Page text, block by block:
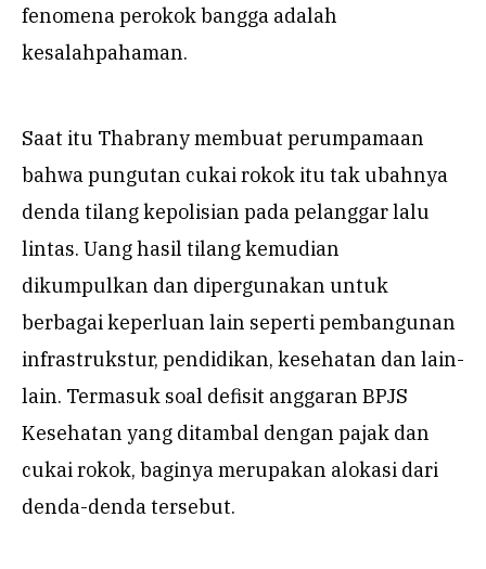
fenomena perokok bangga adalah
kesalahpahaman.
Saat itu Thabrany membuat perumpamaan
bahwa pungutan cukai rokok itu tak ubahnya
denda tilang kepolisian pada pelanggar lalu
lintas. Uang hasil tilang kemudian
dikumpulkan dan dipergunakan untuk
berbagai keperluan lain seperti pembangunan
infrastrukstur, pendidikan, kesehatan dan lain-
lain. Termasuk soal defisit anggaran BPJS
Kesehatan yang ditambal dengan pajak dan
cukai rokok, baginya merupakan alokasi dari
denda-denda tersebut.